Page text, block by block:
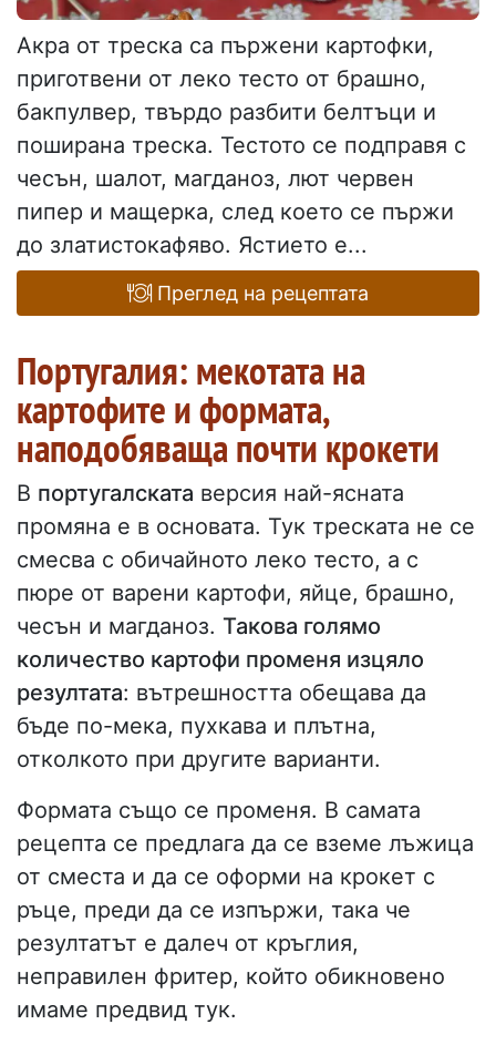
Акра от треска са пържени картофки,
приготвени от леко тесто от брашно,
бакпулвер, твърдо разбити белтъци и
поширана треска. Тестото се подправя с
чесън, шалот, магданоз, лют червен
пипер и мащерка, след което се пържи
до златистокафяво. Ястието е...
Преглед на рецептата
Португалия: мекотата на
картофите и формата,
наподобяваща почти крокети
В португалската версия най-ясната
промяна е в основата. Тук треската не се
смесва с обичайното леко тесто, а с
пюре от варени картофи, яйце, брашно,
чесън и магданоз. Такова голямо
количество картофи променя изцяло
резултата: вътрешността обещава да
бъде по-мека, пухкава и плътна,
отколкото при другите варианти.
Формата също се променя. В самата
рецепта се предлага да се вземе лъжица
от сместа и да се оформи на крокет с
ръце, преди да се изпържи, така че
резултатът е далеч от кръглия,
неправилен фритер, който обикновено
имаме предвид тук.